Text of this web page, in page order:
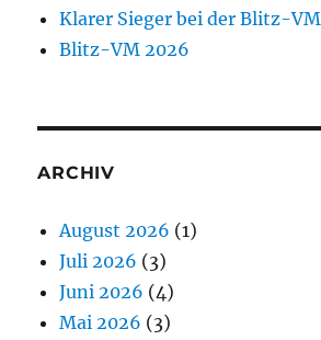
Klarer Sieger bei der Blitz-VM
Blitz-VM 2026
ARCHIV
August 2026 (1)
Juli 2026 (3)
Juni 2026 (4)
Mai 2026 (3)